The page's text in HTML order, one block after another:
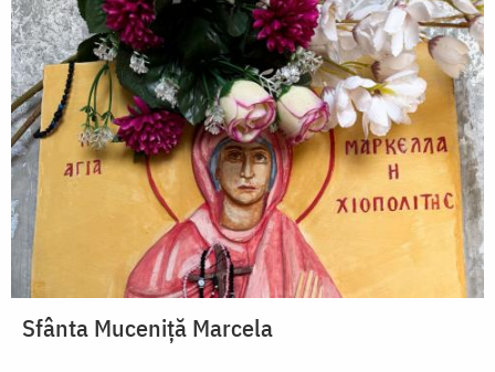
Sfânta Muceniță Marcela